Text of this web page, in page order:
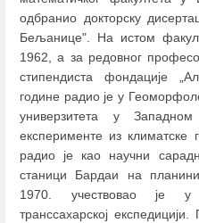
одбранио докторску
Бељанице". На истом
1962, а за редовног
стипендиста фондације
године радио је у
универзитета у
експерименте из климатске
радио је као научни
станици Бардаи на
1970. учествовао је у
транссахарској